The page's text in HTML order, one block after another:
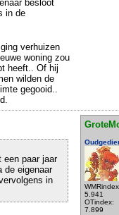
besloot
in de
verhuizen
woning zou
heeft.. Of hij
wilden de
gegooid..
5.941
OTindex:
7.899
een paar jaar
de eigenaar
in